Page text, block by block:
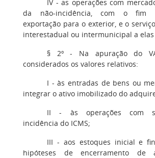
IV - as operações com
da não-incidência, com o fim
exportação para o exterior, e o
interestadual ou intermunicipal a
§ 2º - Na apuração do
considerados os valores relativos:
I - às entradas de bens ou
integrar o ativo imobilizado do
II - às operações com
incidência do ICMS;
III - aos estoques inicial e
hipóteses de encerramento de